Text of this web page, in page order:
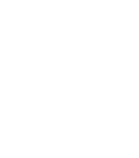
Códigos de